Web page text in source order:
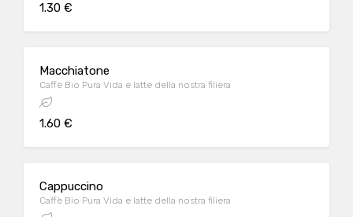
1.30 €
Macchiatone
Caffè Bio Pura Vida e latte della nostra filiera
1.60 €
Cappuccino
Caffè Bio Pura Vida e latte della nostra filiera